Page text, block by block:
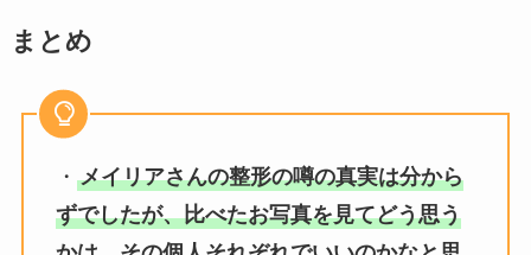
まとめ
・ メイリアさんの整形の噂の真実は分から
ずでしたが、比べたお写真を見てどう思う